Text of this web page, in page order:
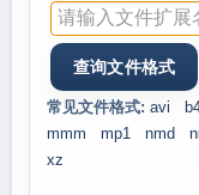
常见文件格式: avi
mmm
mp1 nmd
xz